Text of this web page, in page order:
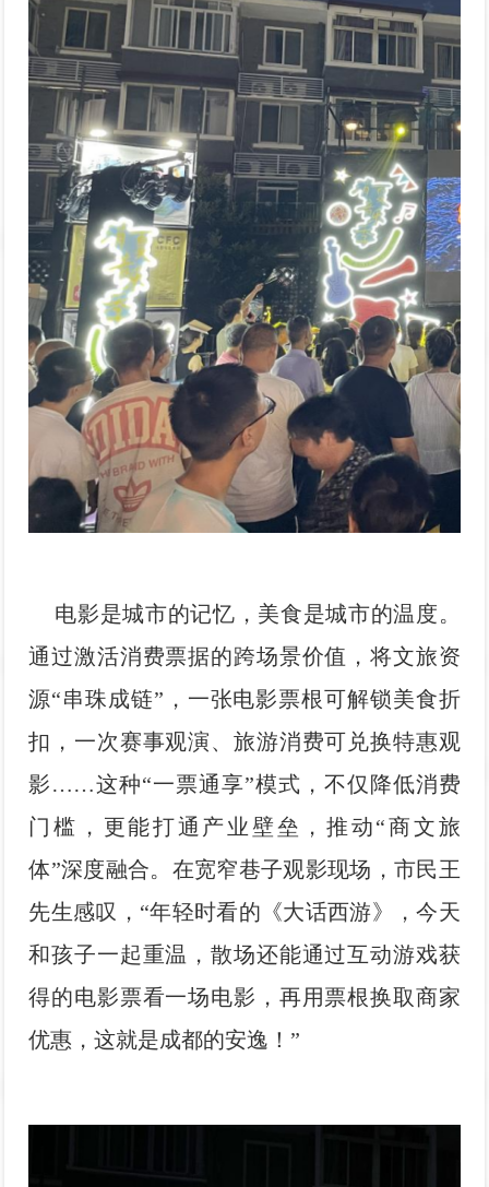
电影是城市的记忆，美食是城市的温度。
通过激活消费票据的跨场景价值，将文旅资
源“串珠成链”，一张电影票根可解锁美食折
扣，一次赛事观演、旅游消费可兑换特惠观
影……这种“一票通享”模式，不仅降低消费
门槛，更能打通产业壁垒，推动“商文旅
体”深度融合。在宽窄巷子观影现场，市民王
先生感叹，“年轻时看的《大话西游》，今天
和孩子一起重温，散场还能通过互动游戏获
得的电影票看一场电影，再用票根换取商家
优惠，这就是成都的安逸！”